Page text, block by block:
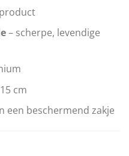
product
– scherpe, levendige
cm
een beschermend zakje